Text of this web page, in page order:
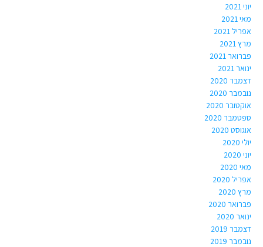
יוני 2021
מאי 2021
אפריל 2021
מרץ 2021
פברואר 2021
ינואר 2021
דצמבר 2020
נובמבר 2020
אוקטובר 2020
ספטמבר 2020
אוגוסט 2020
יולי 2020
יוני 2020
מאי 2020
אפריל 2020
מרץ 2020
פברואר 2020
ינואר 2020
דצמבר 2019
נובמבר 2019